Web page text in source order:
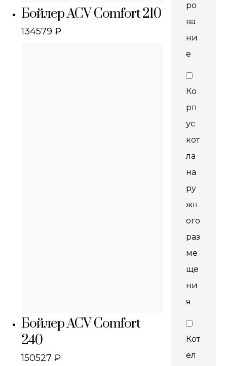
Бойлер ACV Comfort 210
134579₽
Бойлер ACV Comfort
240
150527₽
ро
ва
ни
е
Ко
рп
ус
кот
ла
на
ру
жн
ого
раз
ме
ще
ни
я
Кот
ел